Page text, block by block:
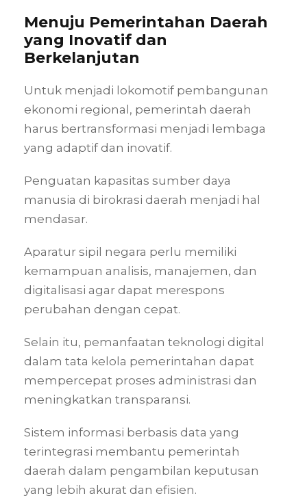
Menuju Pemerintahan Daerah
yang Inovatif dan
Berkelanjutan
Untuk menjadi lokomotif pembangunan
ekonomi regional, pemerintah daerah
harus bertransformasi menjadi lembaga
yang adaptif dan inovatif.
Penguatan kapasitas sumber daya
manusia di birokrasi daerah menjadi hal
mendasar.
Aparatur sipil negara perlu memiliki
kemampuan analisis, manajemen, dan
digitalisasi agar dapat merespons
perubahan dengan cepat.
Selain itu, pemanfaatan teknologi digital
dalam tata kelola pemerintahan dapat
mempercepat proses administrasi dan
meningkatkan transparansi.
Sistem informasi berbasis data yang
terintegrasi membantu pemerintah
daerah dalam pengambilan keputusan
yang lebih akurat dan efisien.